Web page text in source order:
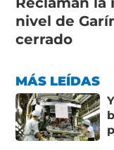
nivel de
cerrado
MÁS LEÍDAS